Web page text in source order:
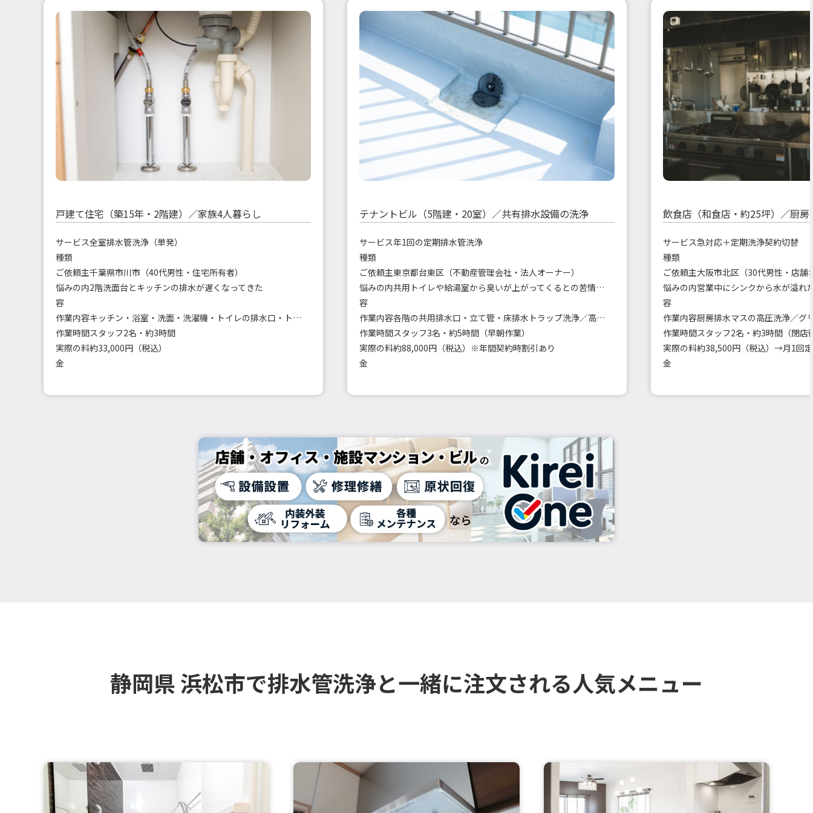
戸建て住宅（築15年・2階建）／家族4人暮らし
サービス
種類
全室排水管洗浄（単発）
ご依頼主千葉県市川市（40代男性・住宅所有者）
悩みの内
容
2階洗面台とキッチンの排水が遅くなってきた
作業内容
キッチン・浴室・洗面・洗濯機・トイレの排水口・トラップ洗浄
作業時間スタッフ2名・約3時間
実際の料
金
約33,000円（税込）
テナントビル（5階建・20室）／共有排水設備の洗浄
サービス
種類
年1回の定期排水管洗浄
ご依頼主東京都台東区（不動産管理会社・法人オーナー）
悩みの内
容
共用トイレや給湯室から臭いが上がってくるとの苦情が増加
作業内容
各階の共用排水口・立て管・床排水トラップ洗浄／高圧洗浄車使用
作業時間スタッフ3名・約5時間（早朝作業）
実際の料
金
約88,000円（税込）※年間契約時割引あり
飲食店（和食店・約25坪）／厨
サービス
種類
急対応＋定期洗浄契約切替
ご依頼主大阪市北区（30代男性・店舗
悩みの内
容
営業中にシンクから水が溢れ
作業内容
作業時間スタッフ2名・約3時間（閉店
実際の料
金
静岡県 浜松市で排水管洗浄と一緒に注文される人気メニュー